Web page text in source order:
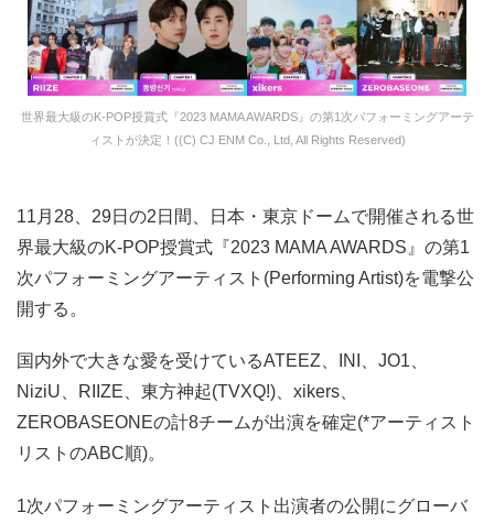
世界最大級のK-POP授賞式『2023 MAMA AWARDS』の第1次パフォーミングアーテ
ィストが決定！((C) CJ ENM Co., Ltd, All Rights Reserved)
11月28、29日の2日間、日本・東京ドームで開催される世
界最大級のK-POP授賞式『2023 MAMA AWARDS』の第1
次パフォーミングアーティスト(Performing Artist)を電撃公
開する。
国内外で大きな愛を受けているATEEZ、INI、JO1、
NiziU、RIIZE、東方神起(TVXQ!)、xikers、
ZEROBASEONEの計8チームが出演を確定(*アーティスト
リストのABC順)。
1次パフォーミングアーティスト出演者の公開にグローバ